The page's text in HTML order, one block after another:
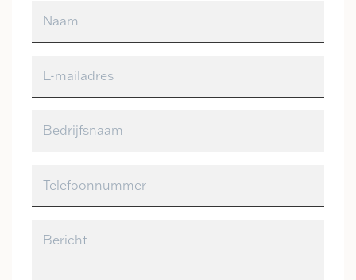
Naam
E-mailadres
Bedrijfsnaam
Telefoonnummer
Bericht